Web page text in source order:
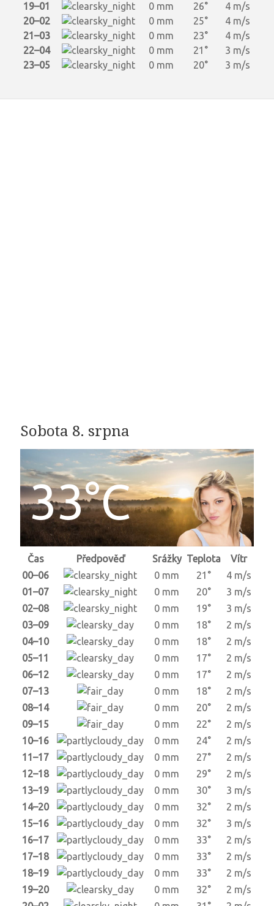
19–01
0 mm 26°
4 m/s
20–02
0 mm 25°
4 m/s
21–03
0 mm 23°
4 m/s
22–04
0 mm 21°
3 m/s
23–05
0 mm 20° 3 m/s
Sobota 8. srpna
33°C
Čas Předpověď Srážky Teplota
Vítr
00–06
0 mm 21°
4 m/s
01–07
0 mm 20°
3 m/s
02–08
0 mm 19°
3 m/s
03–09
0 mm 18°
2 m/s
04–10
0 mm 18°
2 m/s
05–11
0 mm 17°
2 m/s
06–12
0 mm 17°
2 m/s
07–13
0 mm 18°
2 m/s
08–14
0 mm 20°
2 m/s
09–15
0 mm 22°
2 m/s
10–16
0 mm 24°
2 m/s
11–17
0 mm 27°
2 m/s
12–18
0 mm 29°
2 m/s
13–19
0 mm 30°
3 m/s
14–20
0 mm 32°
2 m/s
15–16
0 mm 32°
3 m/s
16–17
0 mm 33°
2 m/s
17–18
0 mm 33°
2 m/s
18–19
0 mm 33°
2 m/s
19–20
0 mm 32°
2 m/s